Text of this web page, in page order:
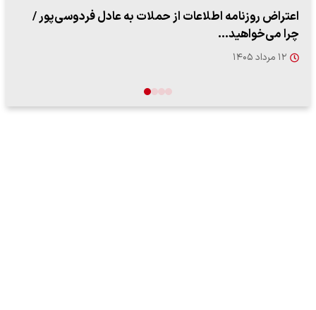
ببینید| روایت رئیس جمهور از لحظه حمله به بیت رهبری
۱۴ مرداد ۱۴۰۵